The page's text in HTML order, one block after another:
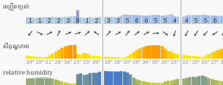
ល្បឿនខ្យល់
1 1 2 2 3 8 1 2 3 3 5 6 6 5 5 4 4 5 5 6
សីតុណ្ហភាព
20° 18° 21° 29° 34° 23° 23° 20° 18° 18° 20° 28° 34° 35° 30° 23° 21° 20° 20° 27°
relative humidity